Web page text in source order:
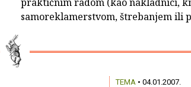
samoreklamerstvom, štrebanjem ili
TEMA• 04.01.2007.